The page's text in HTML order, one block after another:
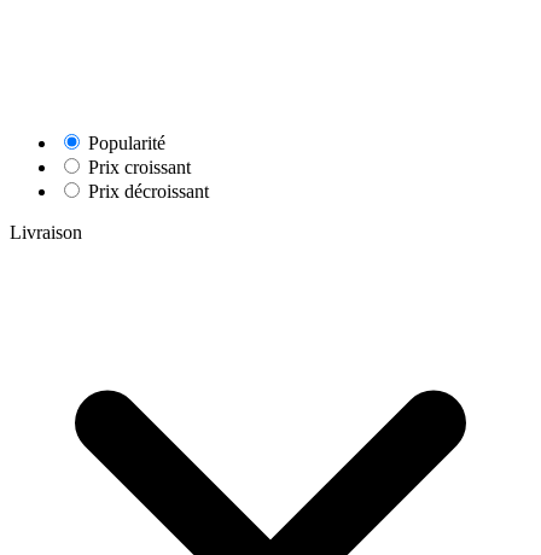
Popularité
Prix croissant
Prix décroissant
Livraison